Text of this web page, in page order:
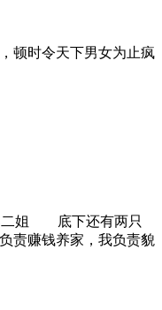
顿时令天下男女为止疯
二姐 底下还有两只
赚钱养家，我负责貌